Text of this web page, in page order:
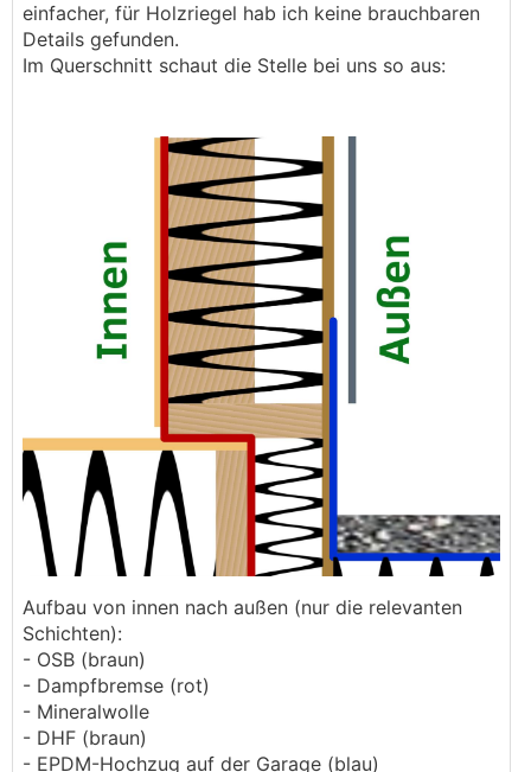
einfacher, für Holzriegel hab ich keine brauchbaren
Details gefunden.
Im Querschnitt schaut die Stelle bei uns so aus:
Aufbau von innen nach außen (nur die relevanten
Schichten):
- OSB (braun)
- Dampfbremse (rot)
- Mineralwolle
- DHF (braun)
- EPDM-Hochzug auf der Garage (blau)